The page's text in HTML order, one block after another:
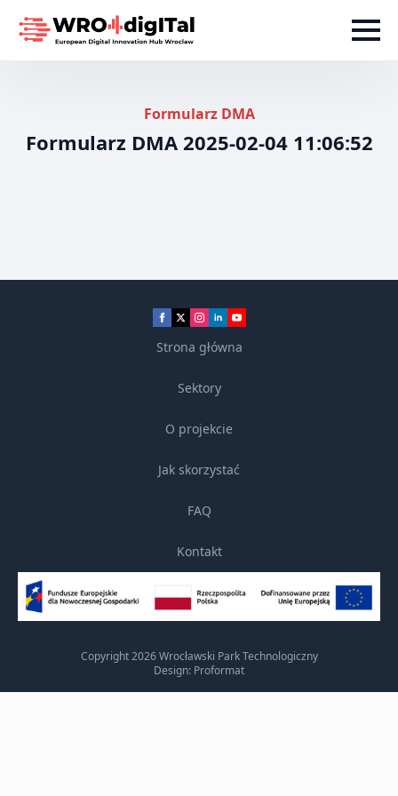
Formularz DMA
Formularz DMA 2025-02-04 11:06:52
Strona główna
Sektory
O projekcie
Jak skorzystać
FAQ
Kontakt
Copyright 2026 Wrocławski Park Technologiczny
Design: Proformat